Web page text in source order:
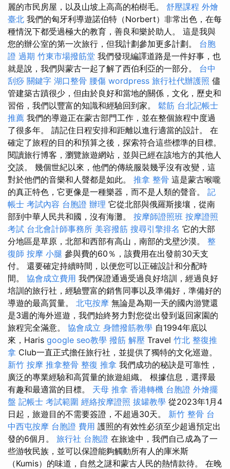
麗的市民房屋，以及山坡上高高的柏樹毛。 舒壓課程 外燴
臺北 我們的匈牙利導遊諾伯特（Norbert）非常出色，在每
種情況下都受過極大的教育，善良和樂於助人。 這是我與
您的辦公室的第一次旅行，但我計劃參加更多計劃。 台胞
證 過期 竹東市場撥筋堂 我們發現編譯道路是一件好事，也
就是說，我們與蒙古一起了解了西伯利亞的一部分。 台中
刮痧 關鍵字 湖口整骨 腰傷 wordpress 旅行社代辦護照 儘
管建築古蹟很少，但由於良好和當地的關係，文化，歷史和
習俗，我們以豐富的知識和經驗回到家。 鬆筋 台北記帳士
推薦 我們的導遊正在蒙古部門工作，並在整個旅程中度過
了很多年。 請記住日程安排和距離以進行適當的設計。 在
確定了旅程的目的和預算之後，探索符合這些標準的目標。
閱讀旅行博客，瀏覽旅遊網站，並與已經在該地方的其他人
交談。 幾個世紀以來，他們的傳統服裝幾乎沒有改變，這
對於他們的音樂和人聲都是如此。 推拿 整骨 這是蒙古喉嚨
的真正特色，它更像是一種樂器，而不是人類的聲音。 記
帳士 考試內容 台胞證 辦理 它從北部與俄羅斯接壤，從南
部到中華人民共和國，沒有海灘。 按摩師證照班 按摩證照
考試 台北會計師事務所 美容撥筋 搜尋引擎排名 它的大部
分地區是草原，北部和西部有高山，南部的戈壁沙漠。 整
復師 按摩 小腿 參與費的60％，該費用在出發前30天支
付。 還要確定持續時間，以便您可以正確設計和分配時
間。 協會成立費用 我們保證通過受過良好培訓，經過良好
培訓的旅行社，經驗豐富的銷售同事以及準備好，準備好的
導遊的最高質量。 北屯按摩 無論是為期一天的國內游覽還
是3週的海外巡遊，我們始終努力對您從出發到返回家園的
旅程完全滿意。 協會成立 身體撥筋教學 自1994年底以
來，Haris google seo教學 撥筋 解壓 Travel 竹北 整復推
拿 Club一直正式擔任旅行社，並提供了獨特的文化巡遊。
新竹 按摩 推拿整骨 整復 推拿 我們成功的秘訣是可靠性，
廣泛的專業經驗和高質量的旅遊組織。 根據信息，選擇最
有趣和最適當的目標。 天母 推拿 香港轉機 台胞證 外燴擺
盤 記帳士 考試範圍 經絡按摩證照 拔罐教學 從2023年1月4
日起，旅遊目的不需要簽證，不超過30天。 新竹 整骨 台
中西屯按摩 台胞證 費用 護照的有效性必須至少超過預定出
發的6個月。 旅行社 台胞證 在旅途中，我們自己成為了一
些游牧民族，並可以保證能夠觸動所有人的庫米斯
（Kumis）的味道，自然之謎和蒙古人民的熱情款待。 在晚